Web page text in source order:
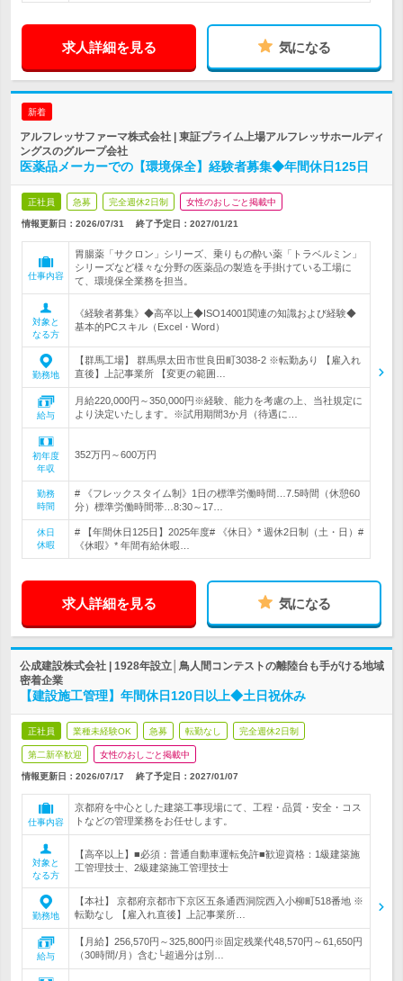
求人詳細を見る 気になる
新着
アルフレッサファーマ株式会社 | 東証プライム上場アルフレッサホールディ
ングスのグループ会社
医薬品メーカーでの【環境保全】経験者募集◆年間休日125日
正社員 急募 完全週休2日制 女性のおしごと掲載中
情報更新日：2026/07/31 終了予定日： 2027/01/21
仕事内容
胃腸薬「サクロン」シリーズ、乗りもの酔い薬「トラベルミン」
シリーズなど様々な分野の医薬品の製造を手掛けている工場に
て、環境保全業務を担当。
対象と
なる方
《経験者募集》◆高卒以上◆ISO14001関連の知識および経験◆
基本的PCスキル（Excel・Word）
勤務地
【群馬工場】 群馬県太田市世良田町3038-2 ※転勤あり 【雇入れ
直後】上記事業所 【変更の範囲…
給与
月給220,000円～350,000円※経験、能力を考慮の上、当社規定に
より決定いたします。※試用期間3か月（待遇に…
初年度
年収
352万円～600万円
勤務
時間
# 《フレックスタイム制》1日の標準労働時間…7.5時間（休憩60
分）標準労働時間帯…8:30～17…
休日
休暇
# 【年間休日125日】2025年度# 《休日》* 週休2日制（土・日）#
《休暇》* 年間有給休暇…
求人詳細を見る 気になる
公成建設株式会社 | 1928年設立│鳥人間コンテストの離陸台も手がける地域
密着企業
【建設施工管理】年間休日120日以上◆土日祝休み
正社員 業種未経験OK 急募 転勤なし 完全週休2日制
第二新卒歓迎 女性のおしごと掲載中
情報更新日：2026/07/17 終了予定日： 2027/01/07
仕事内容
京都府を中心とした建築工事現場にて、工程・品質・安全・コス
トなどの管理業務をお任せします。
対象と
なる方
【高卒以上】■必須：普通自動車運転免許■歓迎資格：1級建築施
工管理技士、2級建築施工管理技士
勤務地
【本社】 京都府京都市下京区五条通西洞院西入小柳町518番地 ※
転勤なし 【雇入れ直後】上記事業所…
給与
【月給】256,570円～325,800円※固定残業代48,570円～61,650円
（30時間/月）含む└超過分は別…